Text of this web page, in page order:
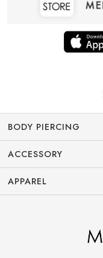
BODY PIERCING
ACCESSORY
APPAREL